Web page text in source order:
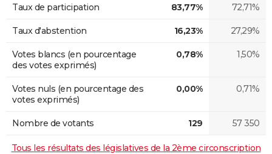
Taux de participation 83,77% 72,71%
Taux d'abstention 16,23% 27,29%
Votes blancs (en pourcentage
des votes exprimés)
0,78% 1,50%
Votes nuls (en pourcentage des
votes exprimés)
0,00% 0,71%
Nombre de votants 129 57 350
Tous les résultats des législatives de la 2ème circonscription